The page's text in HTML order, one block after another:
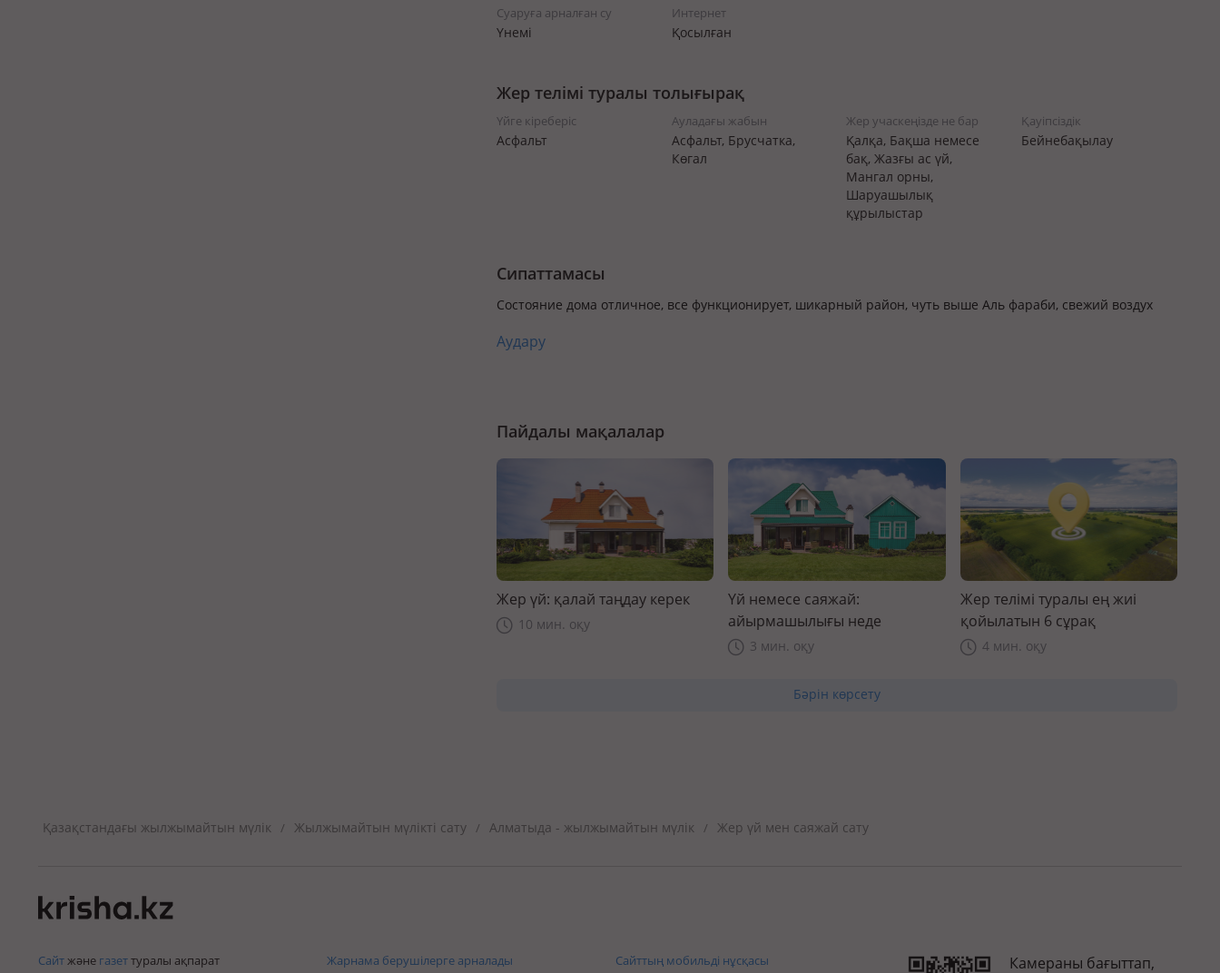
Суаруға арналған су
Үнемі
Интернет
Қосылған
Жер телімі туралы толығырақ
Үйге кіреберіс
Асфальт
Ауладағы жабын
Асфальт, Брусчатка,
Көгал
Жер учаскеңізде не бар
Қалқа, Бақша немесе
бақ, Жазғы ас үй,
Мангал орны,
Шаруашылық
құрылыстар
Қауіпсіздік
Бейнебақылау
Сипаттамасы
Состояние дома отличное, все функционирует, шикарный район, чуть выше Аль фараби, свежий воздух
Аудару
Пайдалы мақалалар
Жер үй: қалай таңдау керек
10 мин. оқу
Үй немесе саяжай:
айырмашылығы неде
3 мин. оқу
Жер телімі туралы ең жиі
қойылатын 6 сұрақ
4 мин. оқу
Бәрін көрсету
Қазақстандағы жылжымайтын мүлік / Жылжымайтын мүлікті сату / Алматыда - жылжымайтын мүлік / Жер үй мен саяжай сату
Сайтжәне газеттуралы ақпарат Жарнама берушілерге арналады Сайттың мобильді нұсқасы Камераны бағыттап,